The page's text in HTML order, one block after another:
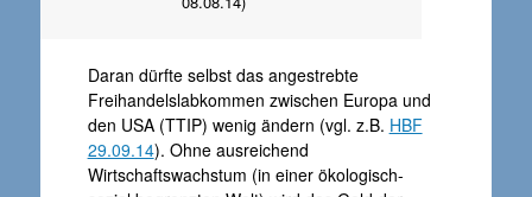
Daran dürfte selbst das angestrebte
Freihandelslabkommen zwischen Europa und
den USA (TTIP) wenig ändern (vgl. z.B. HBF
29.09.14). Ohne ausreichend
Wirtschaftswachstum (in einer ökologisch-